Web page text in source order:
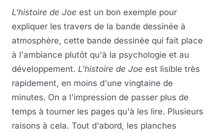
L'histoire de Joe est un bon exemple pour
expliquer les travers de la bande dessinée à
atmosphère, cette bande dessinée qui fait place
à l'ambiance plutôt qu'à la psychologie et au
développement. L'histoire de Joe est lisible très
rapidement, en moins d'une vingtaine de
minutes. On a l'impression de passer plus de
temps à tourner les pages qu'à les lire. Plusieurs
raisons à cela. Tout d'abord, les planches